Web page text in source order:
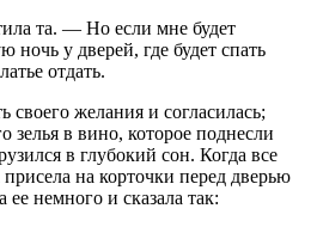
та. — Но если мне будет
ночь у дверей, где будет спать
отдать.
своего желания и согласилась;
зелья в вино, которое поднесли
в глубокий сон. Когда все
на корточки перед дверью
немного и сказала так: